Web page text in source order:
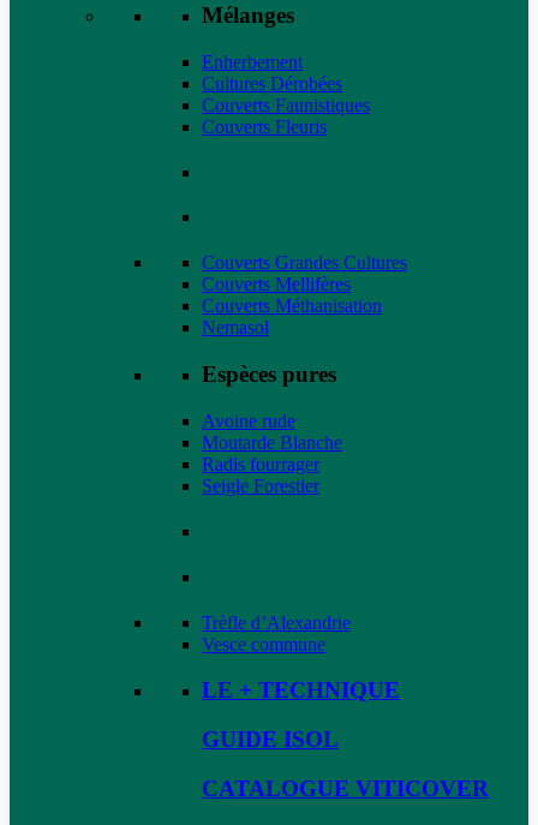
Mélanges
Enherbement
Cultures Dérobées
Couverts Faunistiques
Couverts Fleuris
Couverts Grandes Cultures
Couverts Mellifères
Couverts Méthanisation
Nemasol
Espèces pures
Avoine rude
Moutarde Blanche
Radis fourrager
Seigle Forestier
Trèfle d’Alexandrie
Vesce commune
LE + TECHNIQUE
GUIDE ISOL
CATALOGUE VITICOVER